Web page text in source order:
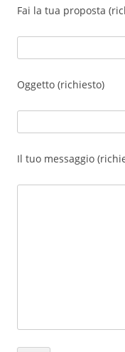
Fai la tua proposta
Oggetto (richiesto)
Il tuo messaggio